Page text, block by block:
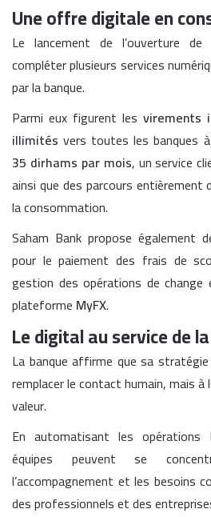
Une offre digitale en
Le lancement de l’ouverture
compléter plusieurs services
par la banque.
Parmi eux figurent les virements
illimités vers toutes les banques
35 dirhams par mois, un service
ainsi que des parcours
la consommation.
Saham Bank propose également
pour le paiement des frais de
gestion des opérations de
plateforme MyFX.
Le digital au service de
La banque affirme que sa
remplacer le contact humain, mais à
valeur.
En automatisant les
équipes peuvent se
l’accompagnement et les besoins
des professionnels et des